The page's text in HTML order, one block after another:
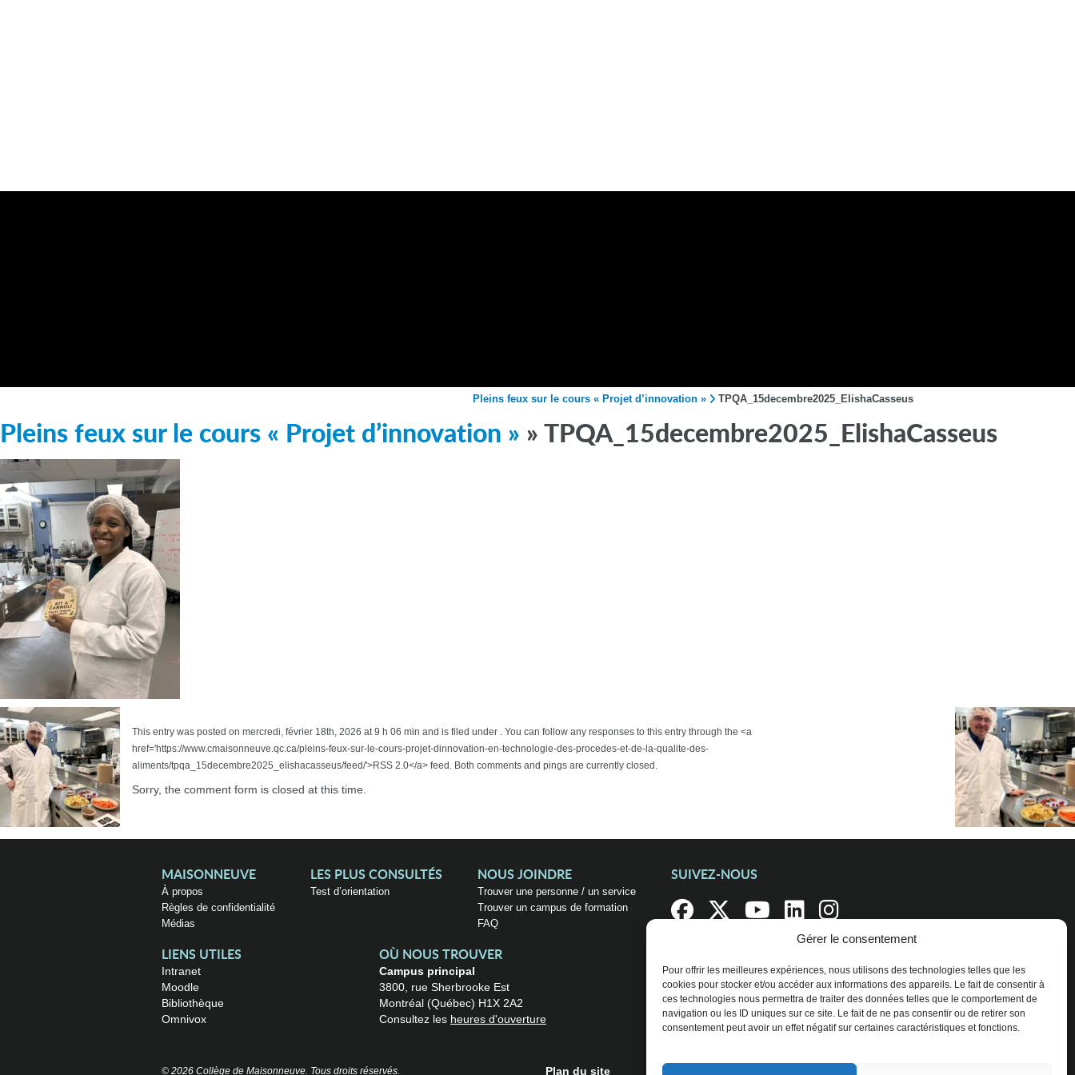
Gérer le consentement
Pour offrir les meilleures expériences, nous utilisons des technologies telles que les
cookies pour stocker et/ou accéder aux informations des appareils. Le fait de consentir à
ces technologies nous permettra de traiter des données telles que le comportement de
navigation ou les ID uniques sur ce site. Le fait de ne pas consentir ou de retirer son
consentement peut avoir un effet négatif sur certaines caractéristiques et fonctions.
Pleins feux sur le cours « Projet d’innovation » TPQA_15decembre2025_ElishaCasseus
Pleins feux sur le cours « Projet d’innovation » » TPQA_15decembre2025_ElishaCasseus
This entry was posted on mercredi, février 18th, 2026 at 9 h 06 min and is filed under . You can follow any responses to this entry through the <a
href='https://www.cmaisonneuve.qc.ca/pleins-feux-sur-le-cours-projet-dinnovation-en-technologie-des-procedes-et-de-la-qualite-des-
aliments/tpqa_15decembre2025_elishacasseus/feed/'>RSS 2.0</a> feed. Both comments and pings are currently closed.
Sorry, the comment form is closed at this time.
MAISONNEUVE
À propos
Règles de confidentialité
Médias
LES PLUS CONSULTÉS
Test d’orientation
NOUS JOINDRE
Trouver une personne / un service
Trouver un campus de formation
FAQ
SUIVEZ-NOUS
LIENS UTILES
Intranet
Moodle
Bibliothèque
Omnivox
OÙ NOUS TROUVER
Campus principal
3800, rue Sherbrooke Est
Montréal (Québec) H1X 2A2
Consultez les heures d'ouverture
© 2026 Collège de Maisonneuve. Tous droits réservés. Plan du site